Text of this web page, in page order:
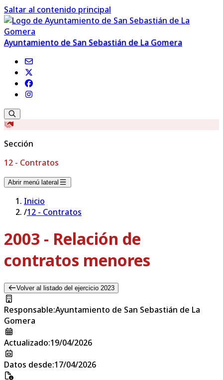
Saltar al contenido principal
Ayuntamiento de San Sebastián de La Gomera
Sección
12 - Contratos
Abrir menú lateral
Inicio
/12 - Contratos
2003 - Relación de
contratos menores
Volver al listado del ejercicio 2023
Responsable:Ayuntamiento de San Sebastián de La
Gomera
Actualizado:19/04/2026
Datos desde:17/04/2026